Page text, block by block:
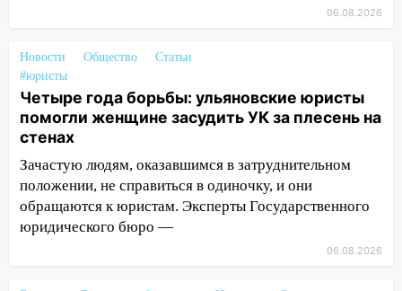
Соцсети: на Рябикова автомобиль
10:27
Где есть бензин в Ульяновске
днем 6 августа: список АЗС
10:16 Внимание! В Ульяновской области
объявлена ракетная опасность
10:00 В Старомайнском районе утонул
51-летний мужчина
09:50 В Ульяновске черный коршун
06.08.2026
Новости Общество
Статьи
#юристы
Четыре года борьбы: ульяновские юристы
помогли женщине засудить УК за плесень на
стенах
Зачастую людям, оказавшимся в затруднительном
положении, не справиться в одиночку, и они
обращаются к юристам. Эксперты Государственного
юридического бюро —
06.08.2026